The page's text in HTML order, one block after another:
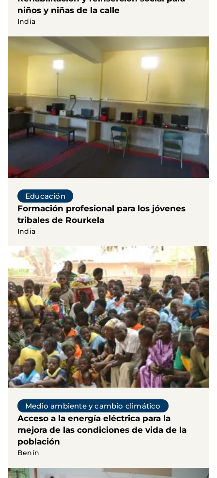
niños y niñas de la calle
India
Educación
Formación profesional para los jóvenes
tribales de Rourkela
India
Medio ambiente y cambio climático
Acceso a la energía eléctrica para la
mejora de las condiciones de vida de la
población
Benín